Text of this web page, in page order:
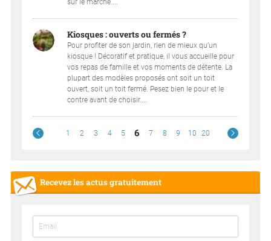
sur le marché....
Kiosques : ouverts ou fermés ?
Pour profiter de son jardin, rien de mieux qu’un
kiosque ! Décoratif et pratique, il vous accueille pour
vos repas de famille et vos moments de détente. La
plupart des modèles proposés ont soit un toit
ouvert, soit un toit fermé. Pesez bien le pour et le
contre avant de choisir....
1 2 3 4 5 6 7 8 9 10 20
Recevez les actus gratuitement